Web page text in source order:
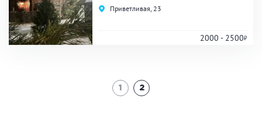
Бассейн
Бассейн на улице
Обливная кадушка
Приветливая, 23
2000 - 2500
1 2